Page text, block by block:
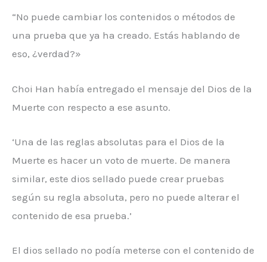
“No puede cambiar los contenidos o métodos de
una prueba que ya ha creado. Estás hablando de
eso, ¿verdad?»
Choi Han había entregado el mensaje del Dios de la
Muerte con respecto a ese asunto.
‘Una de las reglas absolutas para el Dios de la
Muerte es hacer un voto de muerte. De manera
similar, este dios sellado puede crear pruebas
según su regla absoluta, pero no puede alterar el
contenido de esa prueba.’
El dios sellado no podía meterse con el contenido de